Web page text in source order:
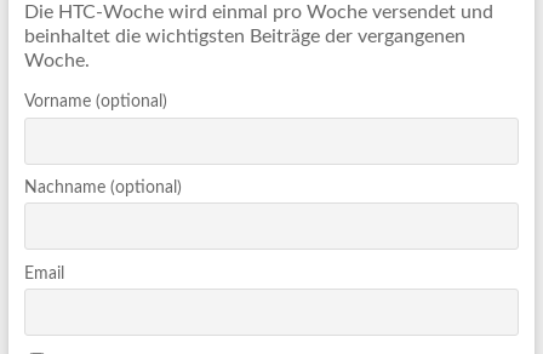
Die HTC-Woche wird einmal pro Woche versendet und
beinhaltet die wichtigsten Beiträge der vergangenen
Woche.
Vorname (optional)
Nachname (optional)
Email